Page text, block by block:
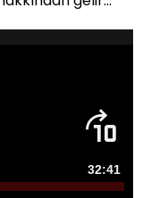
Toplam
32:41